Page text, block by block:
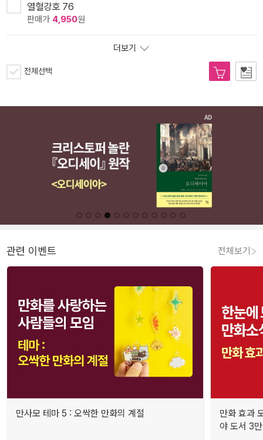
열혈강호 76
판매가 4,950원
더보기
전체선택
관련 이벤트 전체보기
만사모 테마 5 : 오싹한 만화의 계절
만화 효과
야 도서 3